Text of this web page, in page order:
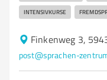
INTENSIVKURSE
Finkenweg 3,
post@sprachen-